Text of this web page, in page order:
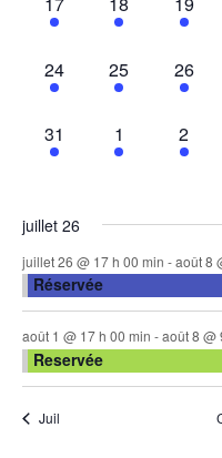
évènements,évènements,
1
évènement,
24
1
évènement,
25
2
26
2
évènements,
31
2
évènements,
1
1
2
juillet 26
juillet 26 @ 17 h 00 min -août 8
Réservée
août 1 @ 17 h 00 min -août 8 @
Reservée
Juil